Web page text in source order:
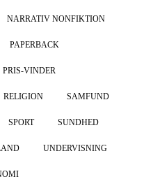
NARRATIV NONFIKTION
PAPERBACK
PRIS-VINDER
RELIGION SAMFUND
SPORT SUNDHED
UNDERVISNING